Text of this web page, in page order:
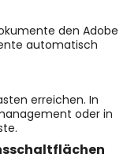
den Adobe
automatisch
erreichen. In
oder in